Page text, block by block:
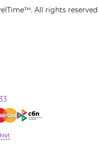
All rights reserved